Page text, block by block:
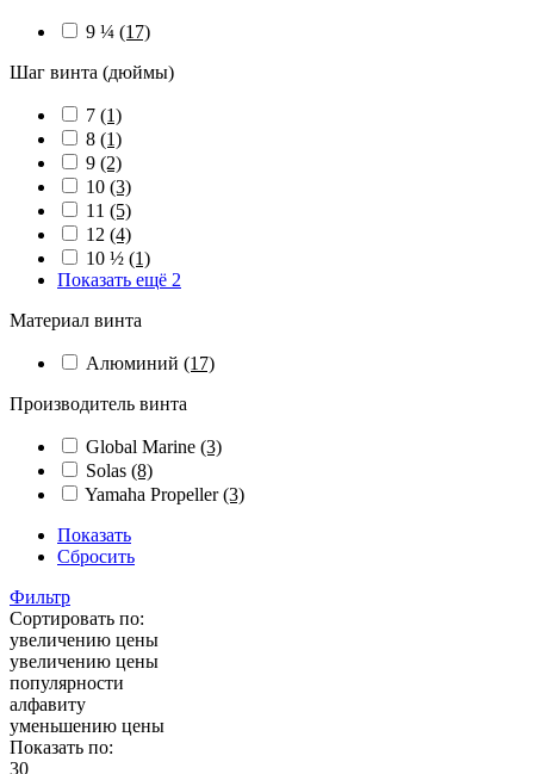
9 ¼ (17)
Шаг винта (дюймы)
7 (1)
8 (1)
9 (2)
10 (3)
11 (5)
12 (4)
10 ½ (1)
Показать ещё 2
Материал винта
Алюминий (17)
Производитель винта
Global Marine (3)
Solas (8)
Yamaha Propeller(3)
Показать
Сбросить
Фильтр
Сортировать по:
увеличению цены
увеличению цены
популярности
алфавиту
уменьшению цены
Показать по:
30